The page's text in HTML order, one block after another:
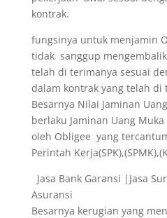
kontrak.
fungsinya untuk menjamin
tidak sanggup
telah di terimanya sesuai
dalam kontrak yang telah di
Besarnya Nilai Jaminan
berlaku Jaminan Uang
oleh Obligee yang
Perintah
Jasa Bank Garansi |Jasa
Asuransi
Besarnya kerugian yang